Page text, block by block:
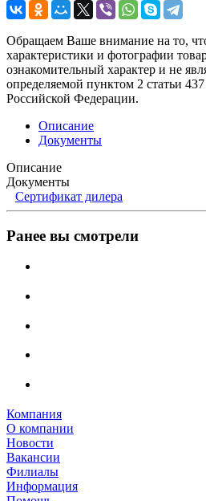
Обращаем Ваше внимание на то,
характеристики и фотографии
ознакомительный характер и не
определяемой пунктом 2 статьи
Российской Федерации.
Описание
Документы
Описание
Документы
Сертификат дилера
Ранее вы смотрели
Компания
О компании
Новости
Вакансии
Филиалы
Информация